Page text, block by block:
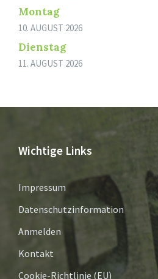
Montag
10. AUGUST 2026
Dienstag
11. AUGUST 2026
Wichtige Links
Impressum
Datenschutzinformation
Anmelden
Kontakt
Cookie-Richtlinie (EU)